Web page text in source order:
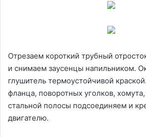
Отрезаем короткий трубный
и снимаем заусенцы напильником.
глушитель термоустойчивой
фланца, поворотных уголков, хомута,
стальной полосы подсоединяем и
двигателю.